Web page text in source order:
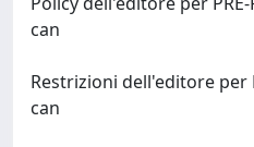
Restrizioni dell'editore per